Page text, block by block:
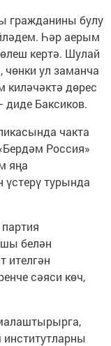
гражданины булу
Һәр аерым
кертә. Шулай
ул заманча
дөрес
диде Баксиков.
чакта
Россия»
яңа
үстерү турында
белән
ителгән
сәяси көч,
институтларны